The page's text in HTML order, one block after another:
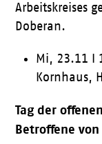
Arbeitskreises
Doberan.
Mi, 23.11 I
Kornhaus,
Tag der
Betroffene